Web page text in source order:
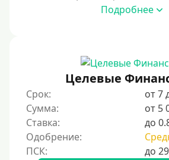
150000 руб
200000 руб
250000 руб
300000 руб
500000 руб
Подробнее
Целевые
Срок:
от 7
Сумма:
от 5
Ставка:
до
Одобрение: